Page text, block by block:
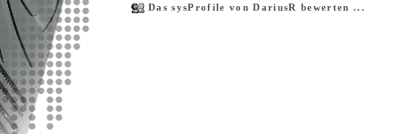
Das sysProfile von DariusR bewerten ...